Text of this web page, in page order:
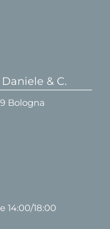
& C.
Bologna
14:00/18:00